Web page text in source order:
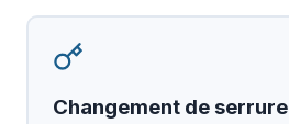
Changement de serrure